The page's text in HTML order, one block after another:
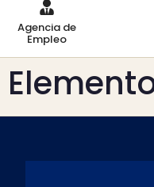
Agencia de
Empleo